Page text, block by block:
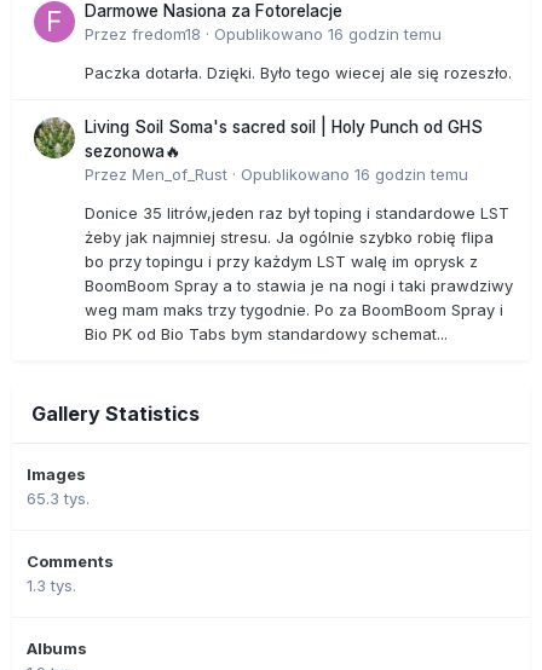
Darmowe Nasiona za Fotorelacje
Przez fredom18 · Opublikowano 16 godzin temu
Paczka dotarła. Dzięki. Było tego wiecej ale się rozeszło.
Living Soil Soma's sacred soil | Holy Punch od GHS
sezonowa🔥
Przez Men_of_Rust · Opublikowano 16 godzin temu
Donice 35 litrów,jeden raz był toping i standardowe LST
żeby jak najmniej stresu. Ja ogólnie szybko robię flipa
bo przy topingu i przy każdym LST walę im oprysk z
BoomBoom Spray a to stawia je na nogi i taki prawdziwy
weg mam maks trzy tygodnie. Po za BoomBoom Spray i
Bio PK od Bio Tabs bym standardowy schemat...
Gallery Statistics
Images
65.3 tys.
Comments
1.3 tys.
Albums